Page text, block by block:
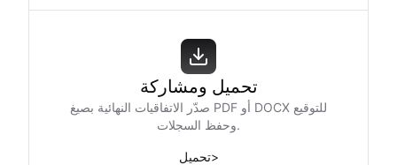
تحميل ومشاركة
صدّر الاتفاقيات النهائية بصيغ PDF أو DOCX للتوقيع
وحفظ السجلات.
تحميل>